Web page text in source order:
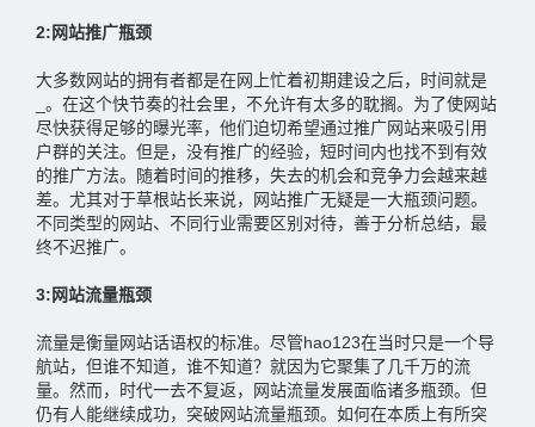
2:网站推广瓶颈
大多数网站的拥有者都是在网上忙着初期建设之后，时间就是
_。在这个快节奏的社会里，不允许有太多的耽搁。为了使网站
尽快获得足够的曝光率，他们迫切希望通过推广网站来吸引用
户群的关注。但是，没有推广的经验，短时间内也找不到有效
的推广方法。随着时间的推移，失去的机会和竞争力会越来越
差。尤其对于草根站长来说，网站推广无疑是一大瓶颈问题。
不同类型的网站、不同行业需要区别对待，善于分析总结，最
终不迟推广。
3:网站流量瓶颈
流量是衡量网站话语权的标准。尽管hao123在当时只是一个导
航站，但谁不知道，谁不知道？就因为它聚集了几千万的流
量。然而，时代一去不复返，网站流量发展面临诸多瓶颈。但
仍有人能继续成功，突破网站流量瓶颈。如何在本质上有所突